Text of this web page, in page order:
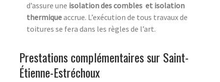
d’assure une isolation des combles et isolation
thermiqueaccrue. L’exécution de tous travaux de
toitures se fera dans les règles de l’art.
Prestations complémentaires sur Saint-
Étienne-Estréchoux